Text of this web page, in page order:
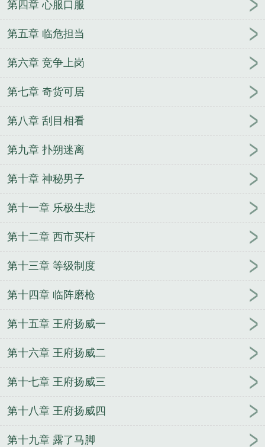
灵
最后人类 异能之纨绔天才
综武：这
第四章 心服口服
第五章 临危担当
第六章 竞争上岗
第七章 奇货可居
第八章 刮目相看
第九章 扑朔迷离
第十章 神秘男子
第十一章 乐极生悲
第十二章 西市买杆
第十三章 等级制度
第十四章 临阵磨枪
第十五章 王府扬威一
第十六章 王府扬威二
第十七章 王府扬威三
第十八章 王府扬威四
第十九章 露了马脚